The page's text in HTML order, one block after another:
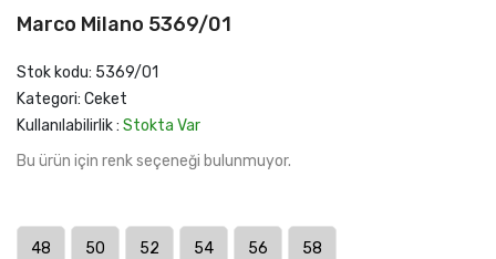
Marco Milano 5369/01
Stok kodu: 5369/01
Kategori: Ceket
Kullanılabilirlik : Stokta Var
Bu ürün için renk seçeneği bulunmuyor.
48 50 52 54 56 58